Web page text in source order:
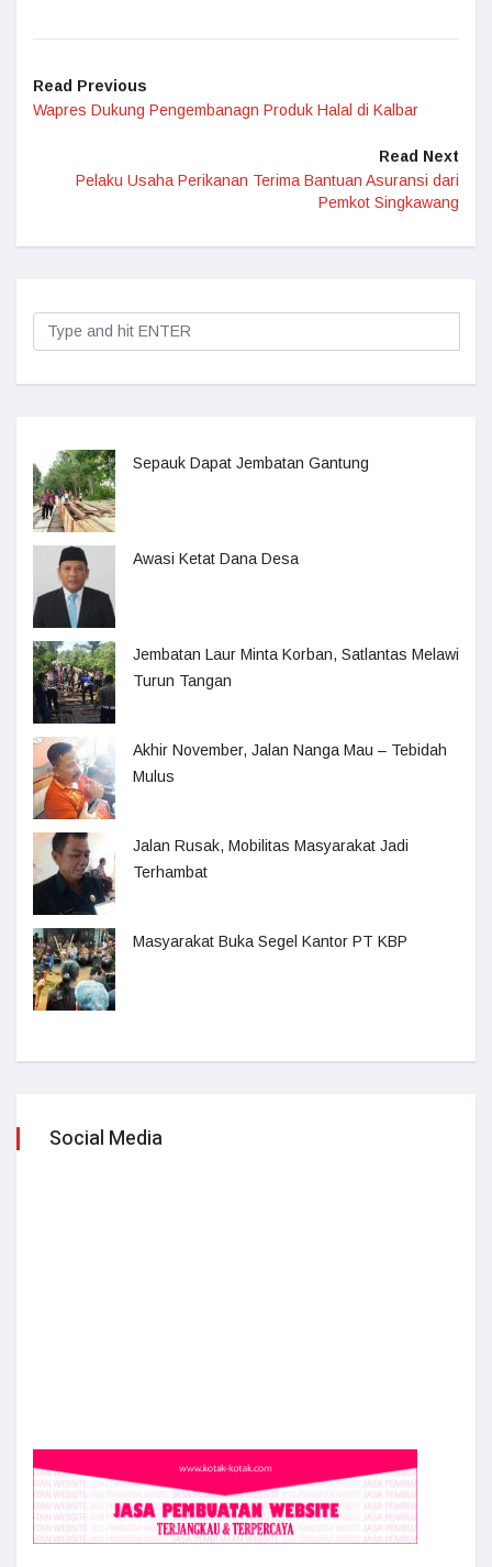
Read Previous
Wapres Dukung Pengembanagn Produk Halal di Kalbar
Read Next
Pelaku Usaha Perikanan Terima Bantuan Asuransi dari
Pemkot Singkawang
Sepauk Dapat Jembatan Gantung
Awasi Ketat Dana Desa
Jembatan Laur Minta Korban, Satlantas Melawi
Turun Tangan
Akhir November, Jalan Nanga Mau – Tebidah
Mulus
Jalan Rusak, Mobilitas Masyarakat Jadi
Terhambat
Masyarakat Buka Segel Kantor PT KBP
Social Media